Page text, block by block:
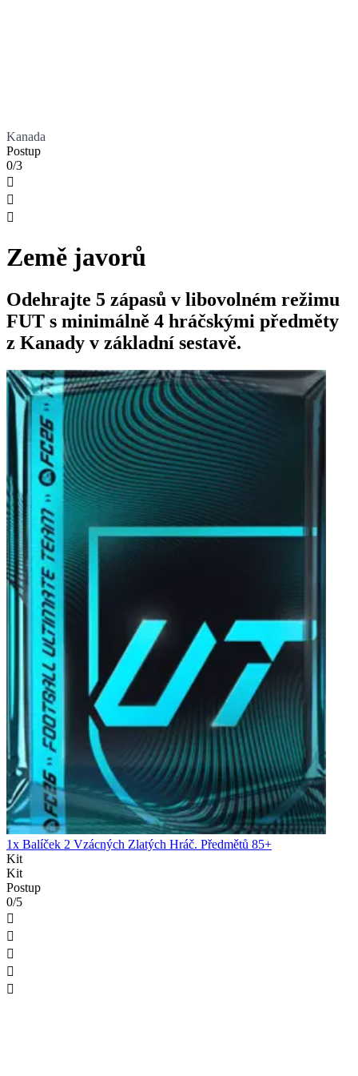
Kanada
Postup
0/3



Země javorů
Odehrajte 5 zápasů v libovolném režimu
FUT s minimálně 4 hráčskými předměty
z Kanady v základní sestavě.
1x Balíček 2 Vzácných Zlatých Hráč. Předmětů 85+
Kit
Kit
Postup
0/5




